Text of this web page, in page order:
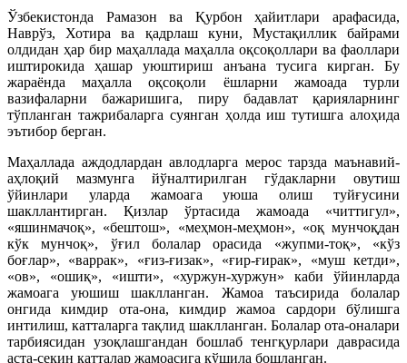
Ўзбекистонда Рамазон ва Қурбон ҳайитлари арафасида,
Наврўз, Хотира ва қадрлаш куни, Мустақиллик байрами
олдидан ҳар бир маҳаллада маҳалла оқсоқоллари ва фаоллари
иштирокида ҳашар уюштириш анъана тусига кирган. Бу
жараёнда маҳалла оқсоқоли ёшларни жамоада турли
вазифаларни бажаришига, пиру бадавлат қарияларнинг
тўпланган тажрибаларга суянган ҳолда иш тутишга алоҳида
эътибор берган.
Маҳаллада аждодлардан авлодларга мерос тарзда маънавий-
аҳлоқий мазмунга йўналтирилган гўдакларни овутиш
ўйинлари уларда жамоага уюша олиш туйғусини
шакллантирган. Қизлар ўртасида жамоада «читтигул»,
«яшинмачоқ», «бештош», «меҳмон-меҳмон», «оқ мунчоқдан
кўк мунчоқ», ўғил болалар орасида «жупми-тоқ», «кўз
боғлар», «варрак», «ғиз-ғизак», «ғир-ғирак», «муш кетди»,
«ов», «ошиқ», «ишти», «хуржун-хуржун» каби ўйинларда
жамоага уюшиш шаклланган. Жамоа таъсирида болалар
онгида кимдир ота-она, кимдир жамоа сардори бўлишга
интилиш, катталарга тақлид шаклланган. Болалар ота-оналари
тарбиясидан узоқлашгандан бошлаб тенгқурлари даврасида
аста-секин катталар жамоасига қўшила бошланган.